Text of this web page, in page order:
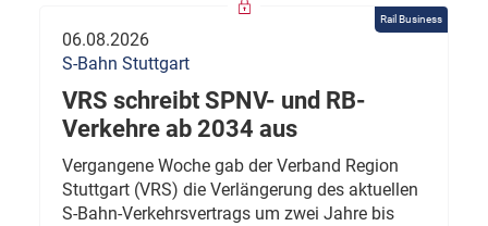
Rail Business
06.08.2026
S-Bahn Stuttgart
VRS schreibt SPNV- und RB-
Verkehre ab 2034 aus
Vergangene Woche gab der Verband Region
Stuttgart (VRS) die Verlängerung des aktuellen
S-Bahn-Verkehrsvertrags um zwei Jahre bis